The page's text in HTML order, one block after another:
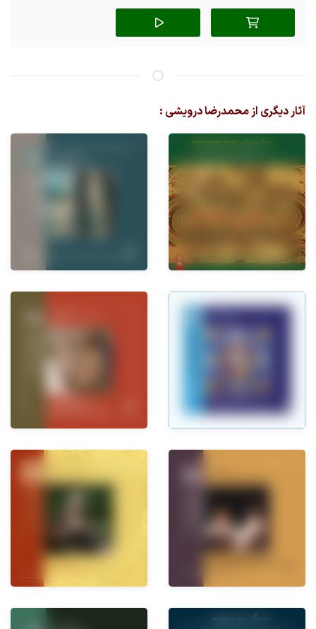
آثار دیگری از محمدرضا درویشی :